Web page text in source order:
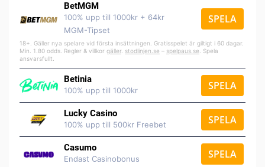
BetMGM
100% upp till 1000kr + 64kr
MGM-Tipset
SPELA
18+. Gäller nya spelare vid första insättningen. Gratisspelet är giltigt i 60 dagar.
Min. 1.80 odds. Regler & villkor gäller stodlinjen.se – spelpaus.se . Spela
ansvarsfullt.
Betinia
100% upp till 1000kr SPELA
Lucky Casino
100% upp till 500kr Freebet SPELA
Casumo
Endast Casinobonus SPELA